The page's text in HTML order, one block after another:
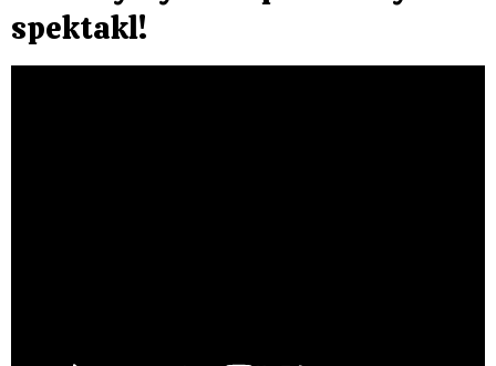
spektakl!